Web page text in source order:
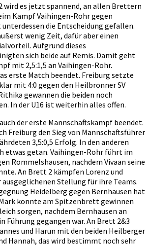
wird es jetzt spannend, an allen Brettern
Kampf Vaihingen-Rohr gegen
die Entscheidung gefallen.
wenig Zeit, dafür aber einen
Aufgrund dieses
sich beide auf Remis. Damit geht
mit 2,5:1,5 an Vaihingen-Rohr.
erste Match beendet. Freiburg setzte
mit 4:0 gegen den Heilbronner SV
gewannen die beiden noch
In der U16 ist weiterhin alles offen.
der erste Mannschaftskampf beendet.
Freiburg den Sieg von Mannschaftsführer
3,5:0,5 Erfolg. In den anderen
etwas getan. Vaihingen-Rohr führt im
Rommelshausen, nachdem Vivaan seine
An Brett 2 kämpfen Lorenz und
ausgeglichenen Stellung für ihre Teams.
Heidelberg gegen Bernhausen hat
konnte am Spitzenbrett gewinnen
sorgen, nachdem Bernhausen an
Führung gegangen war. An Brett 2&3
und Harun mit den beiden Heilberger
Hannah, das wird bestimmt noch sehr